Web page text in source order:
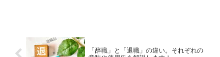
「辞職」と「退職」の違い。それぞれの